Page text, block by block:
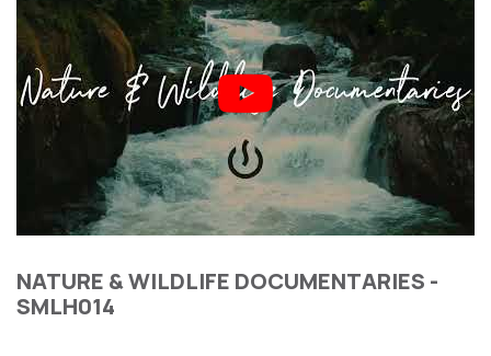
NATURE & WILDLIFE DOCUMENTARIES -
SMLH014